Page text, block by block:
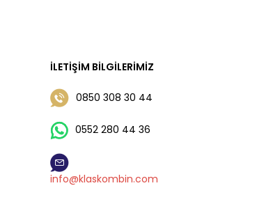
İLETIŞIM BILGILERIMIZ
0850 308 30 44
0552 280 44 36
info@klaskombin.com